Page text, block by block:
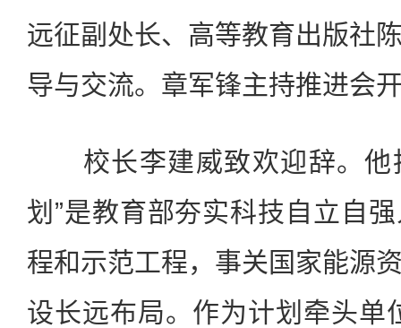
远征副处长、高等教育出版社
导与交流。章军锋主持推进会
校长李建威致欢迎辞。他
划”是教育部夯实科技自立自
程和示范工程，事关国家能源
设长远布局。作为计划牵头单